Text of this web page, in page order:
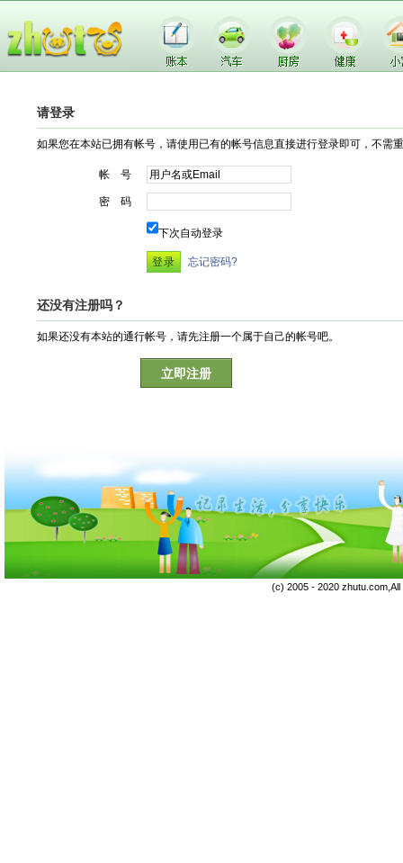
请登录
如果您在本站已拥有帐号，请使用已有的帐号信息直接进行登录即可，不需
帐 号
密 码
下次自动登录
忘记密码?
还没有注册吗？
如果还没有本站的通行帐号，请先注册一个属于自己的帐号吧。
立即注册
(c) 2005 - 2020